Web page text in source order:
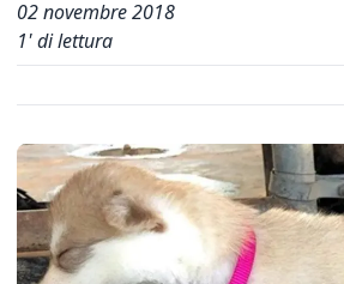
02 novembre 2018
1' di lettura